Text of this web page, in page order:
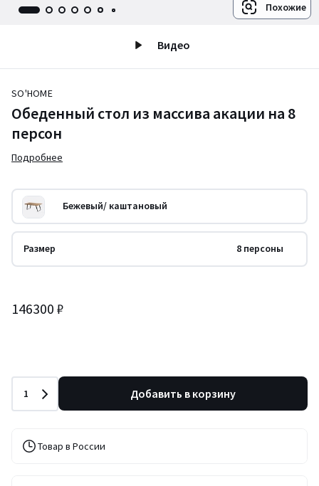
Похожие
Видео
SO'HOME
Обеденный стол из массива акации на 8
персон
Подробнее
Бежевый/ каштановый
Размер 8 персоны
146300 ₽
Количество
1 Добавить в корзину
Товар в России